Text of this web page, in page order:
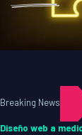
Breaking News
Diseño web a